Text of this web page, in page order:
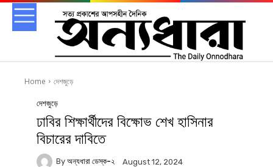
Home দেশজুড়ে
দেশজুড়ে
ঢাবির শিক্ষার্থীদের বিক্ষোভ শেখ হাসিনার
বিচারের দাবিতে
By অন্যধারা ডেস্ক-২ August 12, 2024